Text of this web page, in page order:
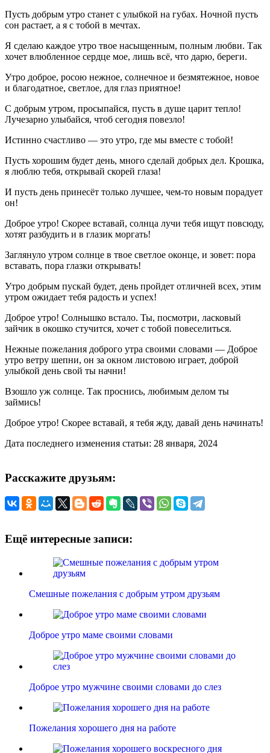
Пусть добрым утро станет с улыбкой на губах. Ночной пусть
сон растает, а я с тобой в мечтах.
Я сделаю каждое утро твое насыщенным, полным любви. Так
хочет влюбленное сердце мое, лишь всё, что дарю, береги.
Утро доброе, росою нежное, солнечное и безмятежное, новое
и благодатное, светлое, для глаз приятное!
С добрым утром, просыпайся, пусть в душе царит тепло!
Лучезарно улыбайся, чтоб сегодня повезло!
Истинно счастливо — это утро, где мы вместе с тобой!
Пусть хорошим будет день, много сделай добрых дел. Крошка,
я люблю тебя, открывай скорей глаза!
И пусть день принесёт только лучшее, чем-то новым порадует
он!
Доброе утро! Скорее вставай, солнца лучи тебя ищут повсюду,
хотят разбудить и в глазик моргать!
Заглянуло утром солнце в твое светлое оконце, и зовет: пора
вставать, пора глазки открывать!
Утро добрым пускай будет, день пройдет отличней всех, этим
утром ожидает тебя радость и успех!
Доброе утро! Солнышко встало. Ты, посмотри, ласковый
зайчик в окошко стучится, хочет с тобой повеселиться.
Нежные пожелания доброго утра своими словами — Доброе
утро ветру шепни, он за окном листовою играет, доброй
улыбкой день свой ты начни!
Взошло уж солнце. Так проснись, любимым делом ты
займись!
Доброе утро! Скорее вставай, я тебя жду, давай день начинать!
Дата последнего изменения статьи: 28 января, 2024
Расскажите друзьям:
Ещё интересные записи:
Смешные пожелания с добрым утром друзьям
Доброе утро маме своими словами
Доброе утро мужчине своими словами до слез
Пожелания хорошего дня на работе